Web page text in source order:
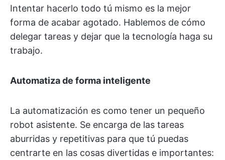
Intentar hacerlo todo tú mismo es la mejor
forma de acabar agotado. Hablemos de cómo
delegar tareas y dejar que la tecnología haga su
trabajo.
Automatiza de forma inteligente
La automatización es como tener un pequeño
robot asistente. Se encarga de las tareas
aburridas y repetitivas para que tú puedas
centrarte en las cosas divertidas e importantes: